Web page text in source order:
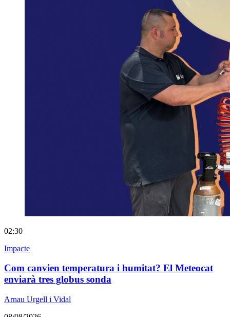
02:30
Impacte
Com canvien temperatura i humitat? El Meteocat
enviarà tres globus sonda
Arnau Urgell i Vidal